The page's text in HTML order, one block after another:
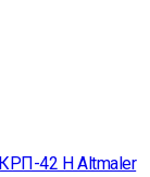
42 Н Altmaler